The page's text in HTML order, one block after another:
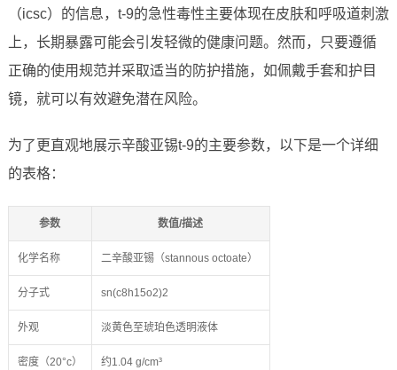
（icsc）的信息，t-9的急性毒性主要体现在皮肤和呼吸道刺激
上，长期暴露可能会引发轻微的健康问题。然而，只要遵循
正确的使用规范并采取适当的防护措施，如佩戴手套和护目
镜，就可以有效避免潜在风险。
为了更直观地展示辛酸亚锡t-9的主要参数，以下是一个详细
的表格：
参数 数值/描述
化学名称 二辛酸亚锡（stannous octoate）
分子式 sn(c8h15o2)2
外观 淡黄色至琥珀色透明液体
密度（20°c） 约1.04 g/cm³